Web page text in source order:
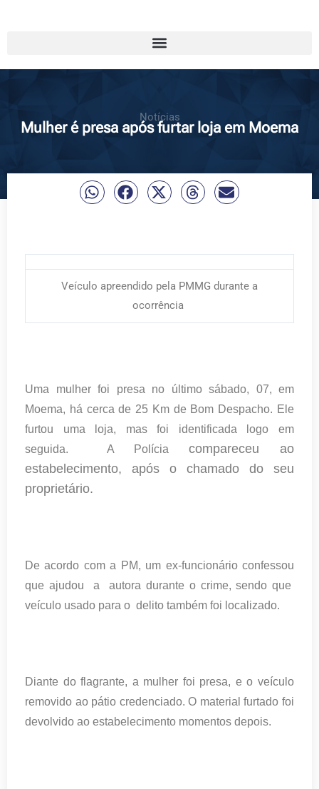
Notícias
Mulher é presa após furtar loja em Moema
Veículo apreendido pela PMMG durante a
ocorrência
Uma mulher foi presa no último sábado, 07, em
Moema, há cerca de 25 Km de Bom Despacho. Ele
furtou uma loja, mas foi identificada logo em
seguida. A Políciacompareceu ao
estabelecimento, após o chamado do seu
proprietário.
De acordo com a PM, um ex-funcionário confessou
que ajudou a autora durante o crime, sendo que
veículo usado para o delito também foi localizado.
Diante do flagrante, a mulher foi presa, e o veículo
removido ao pátio credenciado. O material furtado foi
devolvido ao estabelecimento momentos depois.